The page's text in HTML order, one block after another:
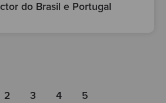
do Brasil e Portugal
2 3 4 5